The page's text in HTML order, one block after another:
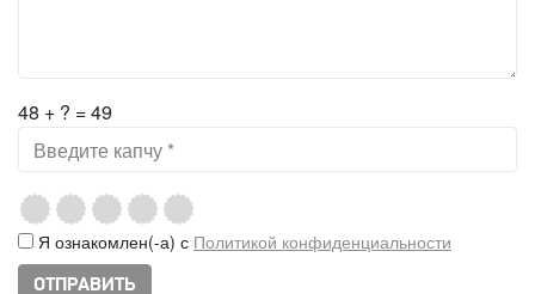
48 + ? = 49
Я ознакомлен(-а) с Политикой конфиденциальности